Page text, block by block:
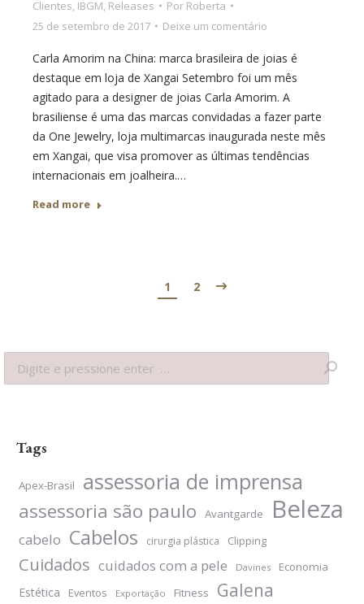
Clientes, IBGM, Releases Por Roberta
25 de setembro de 2017
Deixe um comentário
Carla Amorim na China: marca brasileira de joias é
destaque em loja de Xangai Setembro foi um mês
agitado para a designer de joias Carla Amorim. A
brasiliense é uma das marcas convidadas a fazer parte
da One Jewelry, loja multimarcas inaugurada neste mês
em Xangai, que visa promover as últimas tendências
internacionais em joalheira.…
Read more
1 2
Search:
Tags
Apex-Brasil assessoria de imprensa
assessoria são paulo Avantgarde Beleza
cabelo Cabelos cirurgia plástica Clipping
Cuidados cuidados com a pele Davines Economia
Estética Eventos Exportação Fitness Galena